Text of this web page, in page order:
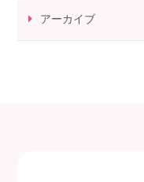
アーカイブ